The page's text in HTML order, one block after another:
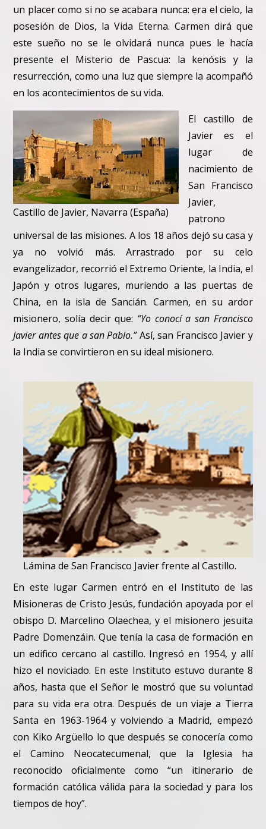
un placer como si no se acabara nunca: era el cielo, la
posesión de Dios, la Vida Eterna. Carmen dirá que
este sueño no se le olvidará nunca pues le hacía
presente el Misterio de Pascua: la kenósis y la
resurrección, como una luz que siempre la acompañó
en los acontecimientos de su vida.
Castillo de Javier, Navarra (España)
El castillo de
Javier es el
lugar de
nacimiento de
San Francisco
Javier,
patrono
universal de las misiones. A los 18 años dejó su casa y
ya no volvió más. Arrastrado por su celo
evangelizador, recorrió el Extremo Oriente, la India, el
Japón y otros lugares, muriendo a las puertas de
China, en la isla de Sancián. Carmen, en su ardor
misionero, solía decir que: “Yo conocí a san Francisco
Javier antes que a san Pablo.”Así, san Francisco Javier y
la India se convirtieron en su ideal misionero.
Lámina de San Francisco Javier frente al Castillo.
En este lugar Carmen entró en el Instituto de las
Misioneras de Cristo Jesús, fundación apoyada por el
obispo D. Marcelino Olaechea, y el misionero jesuita
Padre Domenzáin. Que tenía la casa de formación en
un edifico cercano al castillo. Ingresó en 1954, y allí
hizo el noviciado. En este Instituto estuvo durante 8
años, hasta que el Señor le mostró que su voluntad
para su vida era otra. Después de un viaje a Tierra
Santa en 1963-1964 y volviendo a Madrid, empezó
con Kiko Argüello lo que después se conocería como
el Camino Neocatecumenal, que la Iglesia ha
reconocido oficialmente como “un itinerario de
formación católica válida para la sociedad y para los
tiempos de hoy”.